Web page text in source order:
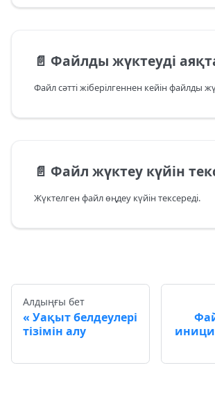
📄️ Файлды жүктеуді
📄️ Файл жүктеу күйін
Жүктелген файл өңдеу күйін тексереді.
Алдыңғы бет
Уақыт белдеулері
тізімін алу